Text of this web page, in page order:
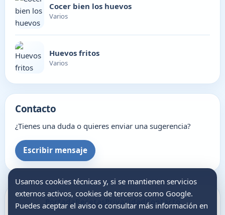
Usamos cookies técnicas y, si se mantienen servicios
externos activos, cookies de terceros como Google.
Puedes aceptar el aviso o consultar más información en
Cocer bien los huevos
Varios
Huevos fritos
Varios
Contacto
¿Tienes una duda o quieres enviar una sugerencia?
Escribir mensaje
PortadaRecetas Privacidad
Contacto